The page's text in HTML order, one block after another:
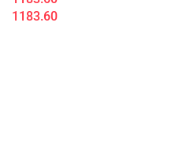
1183.60